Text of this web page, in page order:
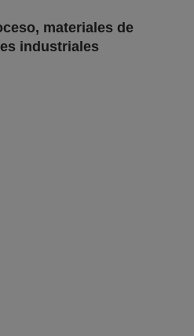
materiales de
industriales